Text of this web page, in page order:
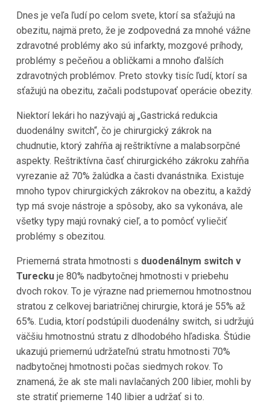
Dnes je veľa ľudí po celom svete, ktorí sa sťažujú na
obezitu, najmä preto, že je zodpovedná za mnohé vážne
zdravotné problémy ako sú infarkty, mozgové príhody,
problémy s pečeňou a obličkami a mnoho ďalších
zdravotných problémov. Preto stovky tisíc ľudí, ktorí sa
sťažujú na obezitu, začali podstupovať operácie obezity.
Niektorí lekári ho nazývajú aj „Gastrická redukcia
duodenálny switch“, čo je chirurgický zákrok na
chudnutie, ktorý zahŕňa aj reštriktívne a malabsorpčné
aspekty. Reštriktívna časť chirurgického zákroku zahŕňa
vyrezanie až 70% žalúdka a časti dvanástnika. Existuje
mnoho typov chirurgických zákrokov na obezitu, a každý
typ má svoje nástroje a spôsoby, ako sa vykonáva, ale
všetky typy majú rovnaký cieľ, a to pomôcť vyliečiť
problémy s obezitou.
Priemerná strata hmotnosti s duodenálnym switch v
Tureckuje 80% nadbytočnej hmotnosti v priebehu
dvoch rokov. To je výrazne nad priemernou hmotnostnou
stratou z celkovej bariatričnej chirurgie, ktorá je 55% až
65%. Ľudia, ktorí podstúpili duodenálny switch, si udržujú
väčšiu hmotnostnú stratu z dlhodobého hľadiska. Štúdie
ukazujú priemernú udržateľnú stratu hmotnosti 70%
nadbytočnej hmotnosti počas siedmych rokov. To
znamená, že ak ste mali navlačaných 200 libier, mohli by
ste stratiť priemerne 140 libier a udržať si to.